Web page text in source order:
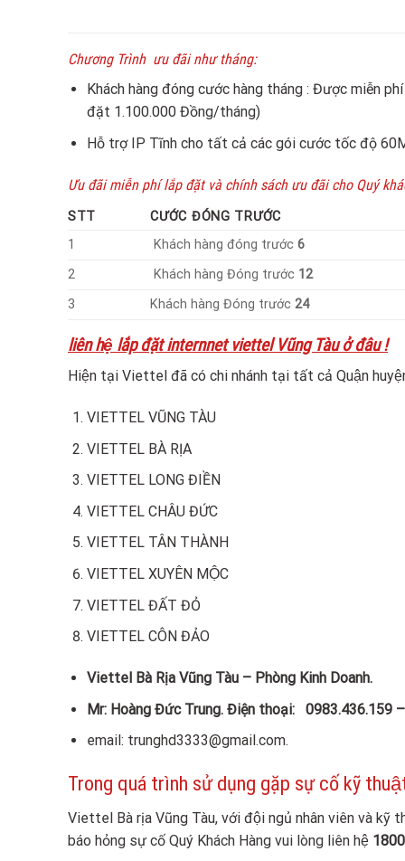
Chương Trình ưu đãi như tháng:
Khách hàng đóng cước hàng tháng : Được miễn
đặt 1.100.000 Đồng/tháng)
Hỗ trợ IP Tĩnh cho tất cả các gói cước tốc độ
Ưu đãi miễn phí lắp đặt và chính sách ưu đãi cho Quý
STT
CƯỚC ĐÓNG TRƯỚC
1
Khách hàng đóng trước6
2
Khách hàng Đóng trước 12
3
Khách hàng Đóng trước24
liên hệ lắp đặt internnet viettel Vũng Tàu ở đâu !
Hiện tại Viettel đã có chi nhánh tại tất cả Quận
VIETTEL VŨNG TÀU
VIETTEL BÀ RỊA
VIETTEL LONG ĐIỀN
VIETTEL CHÂU ĐỨC
VIETTEL TÂN THÀNH
VIETTEL XUYÊN MỘC
VIETTEL ĐẤT ĐỎ
VIETTEL CÔN ĐẢO
Viettel Bà Rịa Vũng Tàu – Phòng Kinh Doanh.
Mr: Hoàng Đức Trung. Điện thoại: 0983.436.159
email: trunghd3333@gmail.com.
Trong quá trình sử dụng gặp sự cố kỹ
Viettel Bà rịa Vũng Tàu, với đội ngủ nhân viên và kỹ
báo hỏng sự cố Quý Khách Hàng vui lòng liên hệ